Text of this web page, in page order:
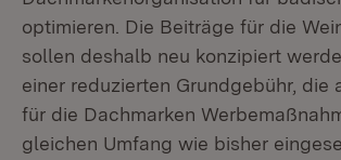
optimieren. Die Beiträge für die
sollen deshalb neu konzipiert
einer reduzierten Grundgebühr, die
für die Dachmarken
gleichen Umfang wie bisher